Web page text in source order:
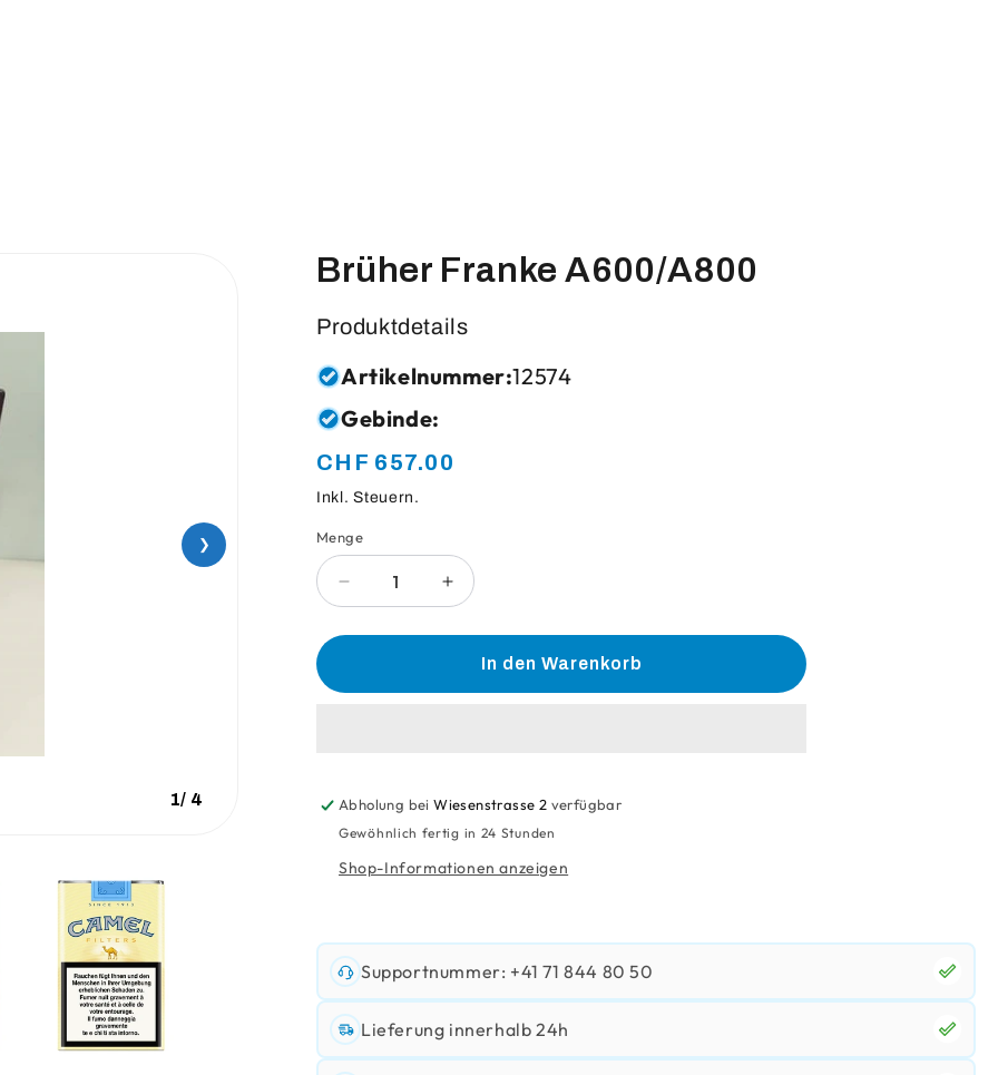
❯
1/ 4
Brüher Franke A600/A800
Produktdetails
Artikelnummer:12574
Gebinde:
Normaler
Preis
CHF 657.00
Inkl. Steuern.
Anzahl
Menge
Verringere
die
Menge
Erhöhe
die
Menge
In den Warenkorb
Abholung beiWiesenstrasse 2 verfügbar
Gewöhnlich fertig in 24 Stunden
Shop-Informationen anzeigen
Supportnummer: +41 71 844 80 50
Lieferung innerhalb 24h